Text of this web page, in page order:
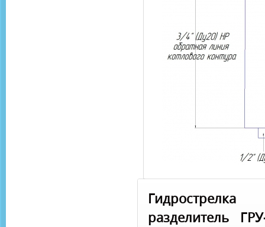
разделитель